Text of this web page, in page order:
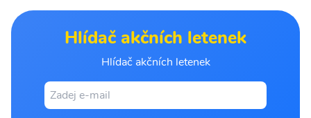
Hlídač akčních letenek
Hlídač akčních letenek